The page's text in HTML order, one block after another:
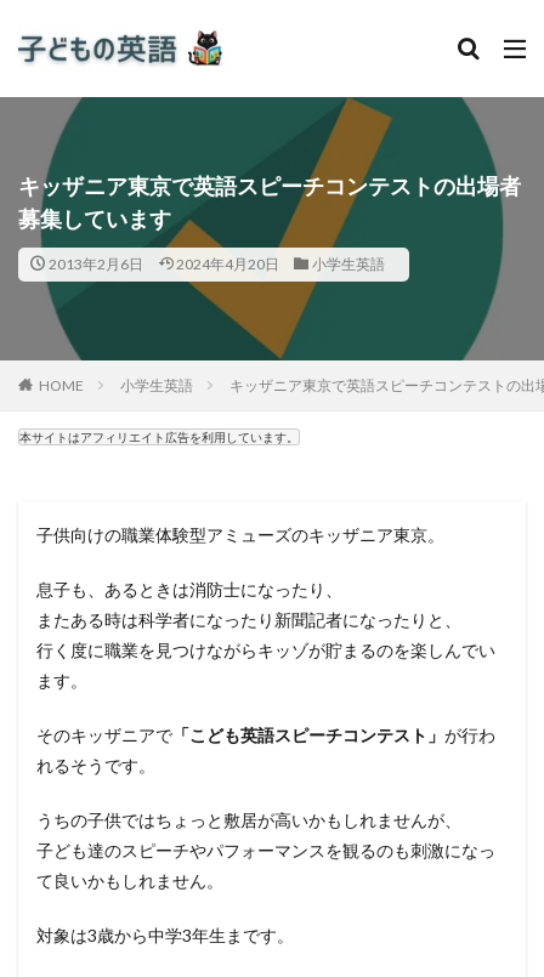
キッザニア東京で英語スピーチコンテストの出場者
募集しています
2013年2月6日 2024年4月20日 小学生英語
HOME 小学生英語 キッザニア東京で英語スピーチコンテストの出
本サイトはアフィリエイト広告を利用しています。
子供向けの職業体験型アミューズのキッザニア東京。
息子も、あるときは消防士になったり、
またある時は科学者になったり新聞記者になったりと、
行く度に職業を見つけながらキッゾが貯まるのを楽しんでい
ます。
そのキッザニアで 「こども英語スピーチコンテスト」 が行わ
れるそうです。
うちの子供ではちょっと敷居が高いかもしれませんが、
子ども達のスピーチやパフォーマンスを観るのも刺激になっ
て良いかもしれません。
対象は3歳から中学3年生まです。